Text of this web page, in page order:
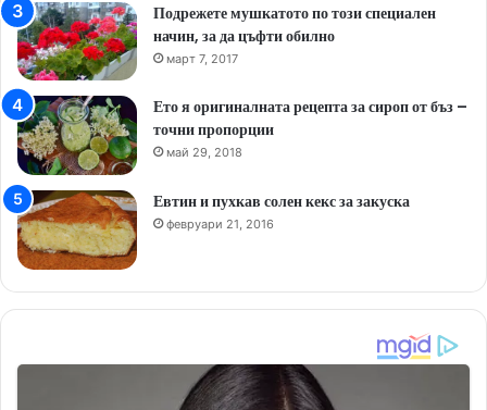
Подрежете мушкатото по този специален
начин, за да цъфти обилно
март 7, 2017
Ето я оригиналната рецепта за сироп от бъз –
точни пропорции
май 29, 2018
Евтин и пухкав солен кекс за закуска
февруари 21, 2016